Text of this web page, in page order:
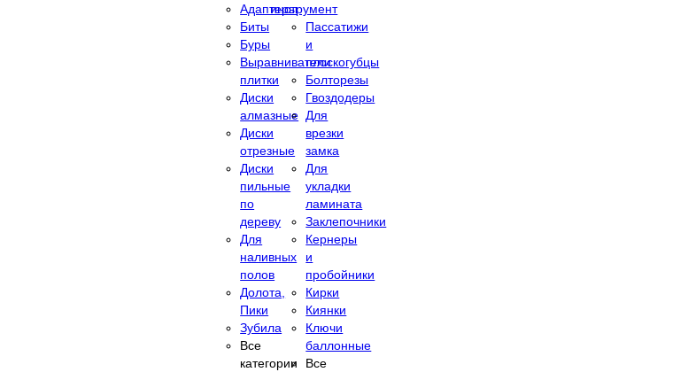
Адаптеры
Биты
Буры
Выравниватели
плитки
Диски
алмазные
Диски
отрезные
Диски
пильные
по
дереву
Для
наливных
полов
Долота,
Пики
Зубила
Все
категории
инструмент
Пассатижи
и
плоскогубцы
Болторезы
Гвоздодеры
Для
врезки
замка
Для
укладки
ламината
Заклепочники
Кернеры
и
пробойники
Кирки
Киянки
Ключи
баллонные
Все